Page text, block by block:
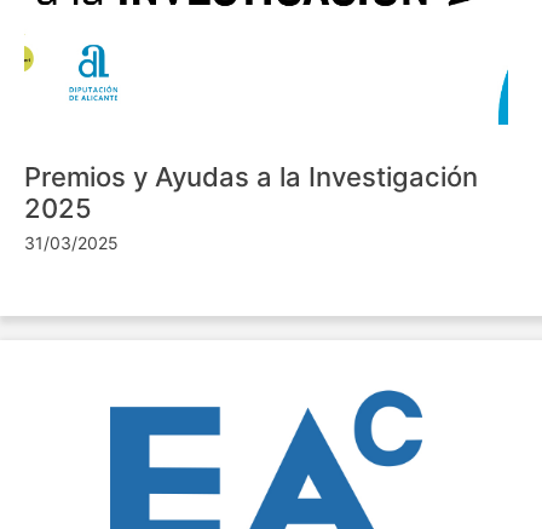
Premios y Ayudas a la Investigación
2025
31/03/2025